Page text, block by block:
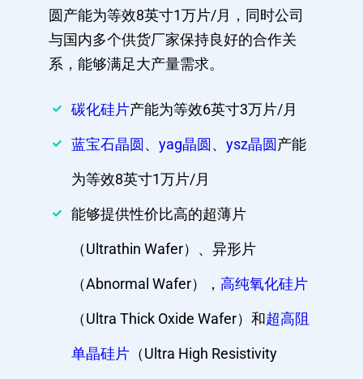
圆产能为等效8英寸1万片/月，同时公司
与国内多个供货厂家保持良好的合作关
系，能够满足大产量需求。
碳化硅片产能为等效6英寸3万片/月
蓝宝石晶圆 、 yag晶圆 、 ysz晶圆 产能
为等效8英寸1万片/月
能够提供性价比高的超薄片
（Ultrathin Wafer）、异形片
（Abnormal Wafer）， 高纯氧化硅片
（Ultra Thick Oxide Wafer）和超高阻
单晶硅片 （Ultra High Resistivity